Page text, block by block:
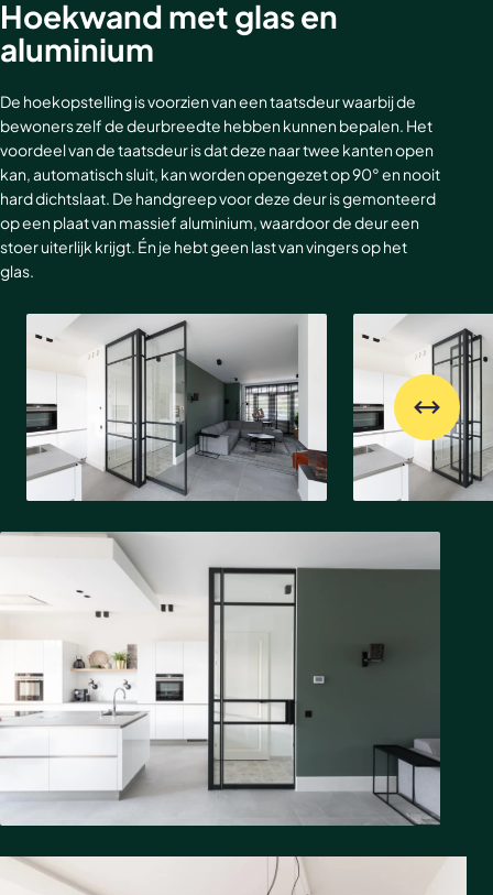
Hoekwand met glas en
aluminium
De hoekopstelling is voorzien van een taatsdeur waarbij de
bewoners zelf de deurbreedte hebben kunnen bepalen. Het
voordeel van de taatsdeur is dat deze naar twee kanten open
kan, automatisch sluit, kan worden opengezet op 90° en nooit
hard dichtslaat. De handgreep voor deze deur is gemonteerd
op een plaat van massief aluminium, waardoor de deur een
stoer uiterlijk krijgt. Én je hebt geen last van vingers op het
glas.